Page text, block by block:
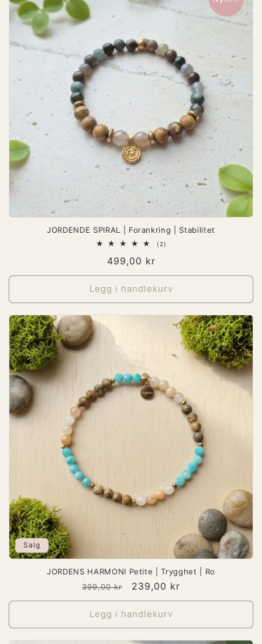
JORDENDE SPIRAL | Forankring | Stabilitet
(2)
Vanlig
pris
499,00 kr
Legg i handlekurv
Salg
JORDENS HARMONI Petite | Trygghet | Ro
Vanlig
pris
399,00 kr Salgspris
239,00 kr
Legg i handlekurv